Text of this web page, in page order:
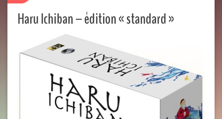
Haru Ichiban – édition « standard »